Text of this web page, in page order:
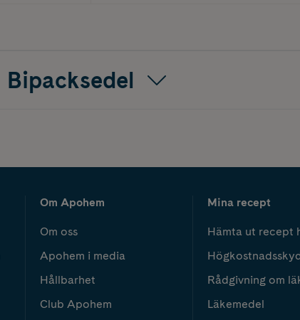
Bipacksedel
Om Apohem
Om oss
Apohem i media
Hållbarhet
Club Apohem
Mina recept
Hämta ut recept
Rådgivning om
Läkemedel